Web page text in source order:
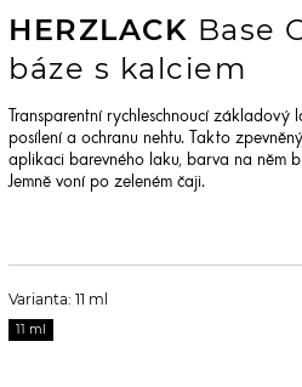
HERZLACK Base
báze s kalciem
Transparentní rychleschnoucí
posílení a ochranu nehtu. Takto
aplikaci barevného laku, barva na něm
Jemně voní po zeleném čaji.
Varianta: 11 ml
11 ml